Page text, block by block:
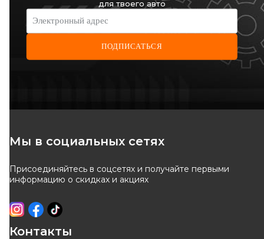
810 грн
КУПИТЬ
-10% Оригинал
колодки (задние) 203x38 mm,
3 089
КУПИТЬ
-10 %
для твоего авто
Электронный адрес
ПОДПИСАТЬСЯ
Мы в социальных сетях
Присоединяйтесь в соцсетях и получайте первыми
информацию о скидках и акциях
Контакты